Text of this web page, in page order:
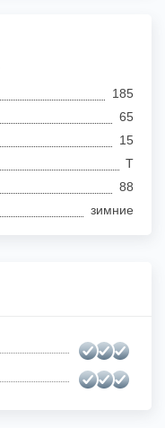
185
65
15
T
88
зимние